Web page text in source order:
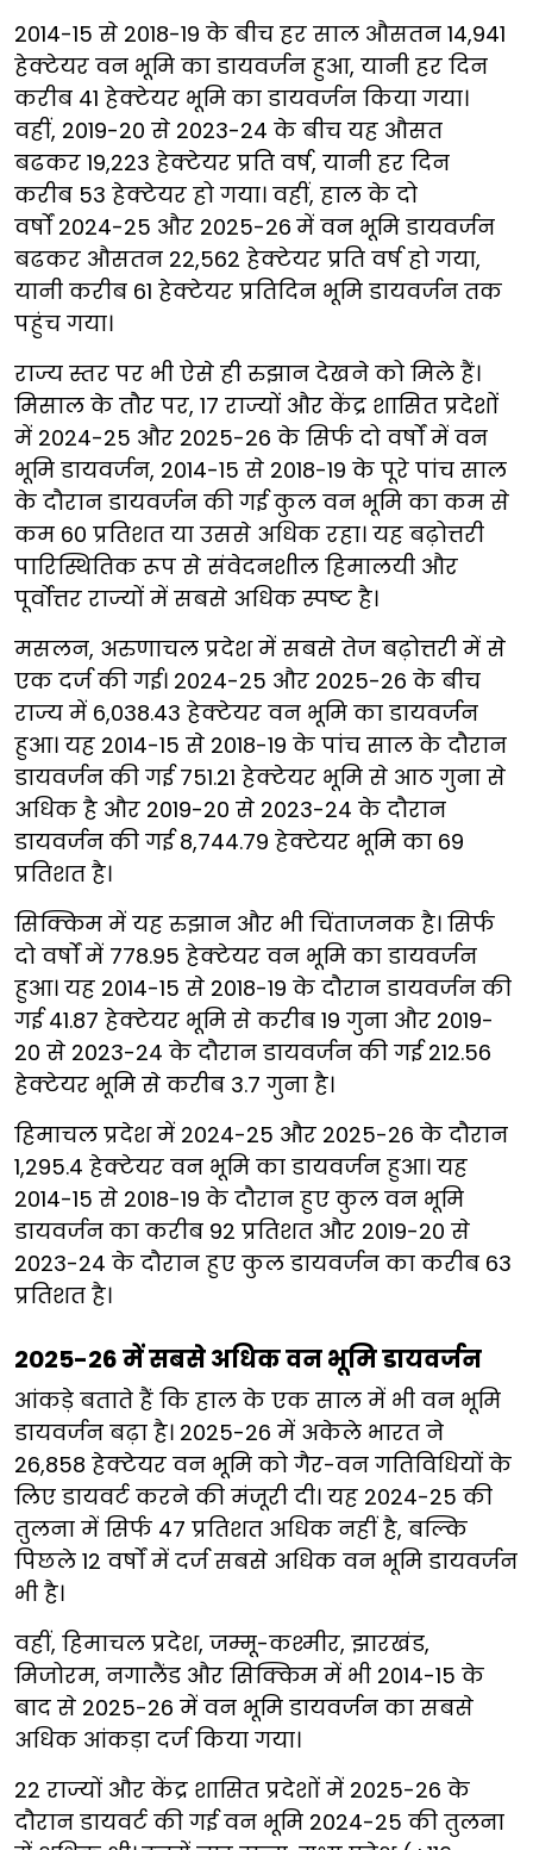
2014-15 से 2018-19 के बीच हर साल औसतन 14,941
हेक्टेयर वन भूमि का डायवर्जन हुआ, यानी हर दिन
करीब 41 हेक्टेयर भूमि का डायवर्जन किया गया।
वहीं, 2019-20 से 2023-24 के बीच यह औसत
बढकर 19,223 हेक्टेयर प्रति वर्ष, यानी हर दिन
करीब 53 हेक्टेयर हो गया। वहीं, हाल के दो
वर्षों 2024-25 और 2025-26 में वन भूमि डायवर्जन
बढकर औसतन 22,562 हेक्टेयर प्रति वर्ष हो गया,
यानी करीब 61 हेक्टेयर प्रतिदिन भूमि डायवर्जन तक
पहुंच गया।
राज्य स्तर पर भी ऐसे ही रुझान देखने को मिले हैं।
मिसाल के तौर पर, 17 राज्यों और केंद्र शासित प्रदेशों
में 2024-25 और 2025-26 के सिर्फ दो वर्षों में वन
भूमि डायवर्जन, 2014-15 से 2018-19 के पूरे पांच साल
के दौरान डायवर्जन की गई कुल वन भूमि का कम से
कम 60 प्रतिशत या उससे अधिक रहा। यह बढ़ोत्तरी
पारिस्थितिक रूप से संवेदनशील हिमालयी और
पूर्वोत्तर राज्यों में सबसे अधिक स्पष्ट है।
मसलन, अरुणाचल प्रदेश में सबसे तेज बढ़ोत्तरी में से
एक दर्ज की गई। 2024-25 और 2025-26 के बीच
राज्य में 6,038.43 हेक्टेयर वन भूमि का डायवर्जन
हुआ। यह 2014-15 से 2018-19 के पांच साल के दौरान
डायवर्जन की गई 751.21 हेक्टेयर भूमि से आठ गुना से
अधिक है और 2019-20 से 2023-24 के दौरान
डायवर्जन की गई 8,744.79 हेक्टेयर भूमि का 69
प्रतिशत है।
सिक्किम में यह रुझान और भी चिंताजनक है। सिर्फ
दो वर्षों में 778.95 हेक्टेयर वन भूमि का डायवर्जन
हुआ। यह 2014-15 से 2018-19 के दौरान डायवर्जन की
गई 41.87 हेक्टेयर भूमि से करीब 19 गुना और 2019-
20 से 2023-24 के दौरान डायवर्जन की गई 212.56
हेक्टेयर भूमि से करीब 3.7 गुना है।
हिमाचल प्रदेश में 2024-25 और 2025-26 के दौरान
1,295.4 हेक्टेयर वन भूमि का डायवर्जन हुआ। यह
2014-15 से 2018-19 के दौरान हुए कुल वन भूमि
डायवर्जन का करीब 92 प्रतिशत और 2019-20 से
2023-24 के दौरान हुए कुल डायवर्जन का करीब 63
प्रतिशत है।
2025-26 में सबसे अधिक वन भूमि डायवर्जन
आंकड़े बताते हैं कि हाल के एक साल में भी वन भूमि
डायवर्जन बढ़ा है। 2025-26 में अकेले भारत ने
26,858 हेक्टेयर वन भूमि को गैर-वन गतिविधियों के
लिए डायवर्ट करने की मंजूरी दी। यह 2024-25 की
तुलना में सिर्फ 47 प्रतिशत अधिक नहीं है, बल्कि
पिछले 12 वर्षों में दर्ज सबसे अधिक वन भूमि डायवर्जन
भी है।
वहीं, हिमाचल प्रदेश, जम्मू-कश्मीर, झारखंड,
मिजोरम, नगालैंड और सिक्किम में भी 2014-15 के
बाद से 2025-26 में वन भूमि डायवर्जन का सबसे
अधिक आंकड़ा दर्ज किया गया।
22 राज्यों और केंद्र शासित प्रदेशों में 2025-26 के
दौरान डायवर्ट की गई वन भूमि 2024-25 की तुलना